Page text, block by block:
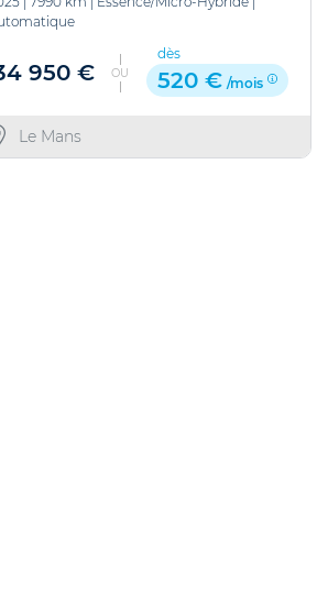
950 € OU
dès
520 € /mois
Le Mans